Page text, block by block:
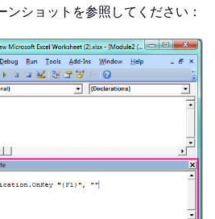
ンショットを参照してください：